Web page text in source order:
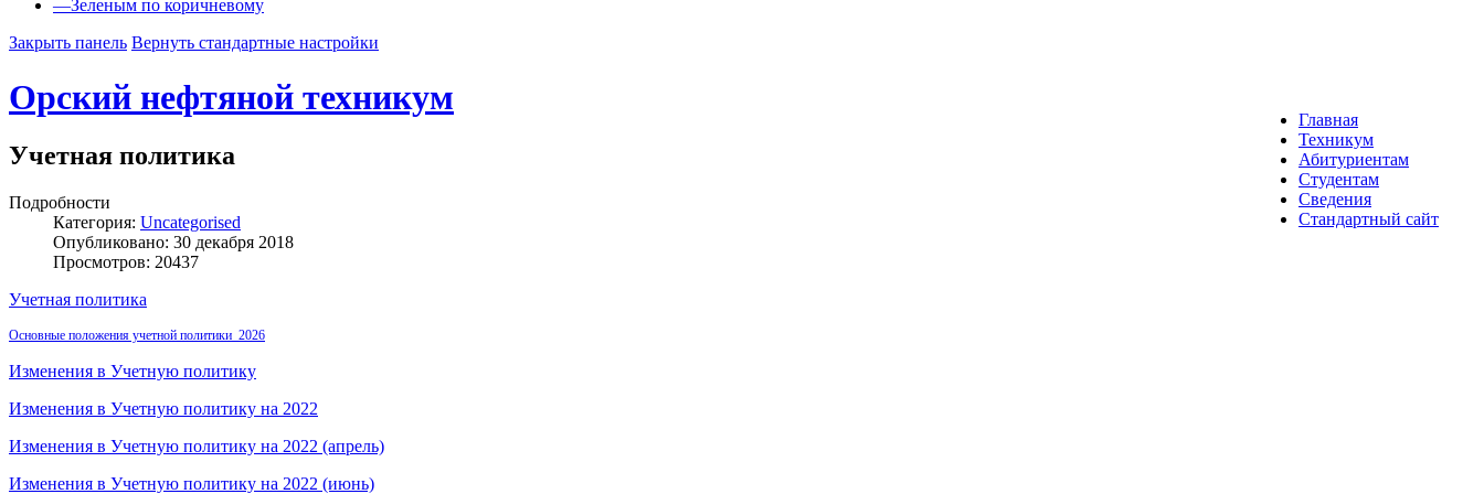
—Зеленым по коричневому
Закрыть панель Вернуть стандартные настройки
Главная
Техникум
Абитуриентам
Студентам
Сведения
Стандартный сайт
Орский нефтяной техникум
Учетная политика
Подробности
Категория: Uncategorised
Опубликовано: 30 декабря 2018
Просмотров: 20437
Учетная политика
Основные положения учетной политики 2026
Изменения в Учетную политику
Изменения в Учетную политику на 2022
Изменения в Учетную политику на 2022 (апрель)
Изменения в Учетную политику на 2022 (июнь)